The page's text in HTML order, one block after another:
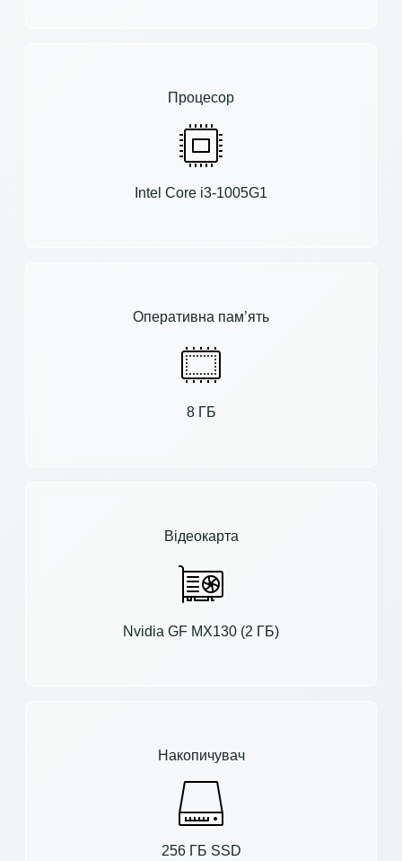
Процесор
Intel Core i3-1005G1
Оперативна пам’ять
8 ГБ
Відеокарта
Nvidia GF MX130 (2 ГБ)
Накопичувач
256 ГБ SSD